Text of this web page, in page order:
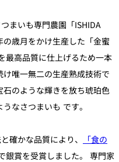
まいも専門農園「ISHIDA
歳月をかけ生産した「金蜜
最高品質に仕上げるため一本
唯一無二の生産熟成技術で
のような輝きを放ち琥珀色
なさつまいも です。
確かな品質により、
「食の
銀賞を受賞しました。 専門家